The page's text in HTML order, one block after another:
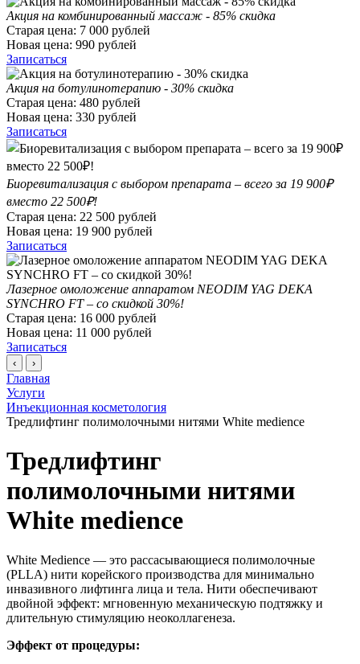
Акция на комбинированный массаж - 85% скидка
Старая цена: 7 000 рублей
Новая цена: 990 рублей
Записаться
Акция на ботулинотерапию - 30% скидка
Старая цена: 480 рублей
Новая цена: 330 рублей
Записаться
Биоревитализация с выбором препарата – всего за 19 900₽
вместо 22 500₽!
Старая цена: 22 500 рублей
Новая цена: 19 900 рублей
Записаться
Лазерное омоложение аппаратом NEODIM YAG DEKA
SYNCHRO FT – со скидкой 30%!
Старая цена: 16 000 рублей
Новая цена: 11 000 рублей
Записаться
‹ ›
Главная
Услуги
Инъекционная косметология
Тредлифтинг полимолочными нитями White medience
Тредлифтинг
полимолочными нитями
White medience
White Medience — это рассасывающиеся полимолочные
(PLLA) нити корейского производства для минимально
инвазивного лифтинга лица и тела. Нити обеспечивают
двойной эффект: мгновенную механическую подтяжку и
длительную стимуляцию неоколлагенеза.
Эффект от процедуры: